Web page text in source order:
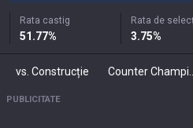
Rata castig
51.77%
Rata de
3.75%
vs. Construcție
PUBLICITATE